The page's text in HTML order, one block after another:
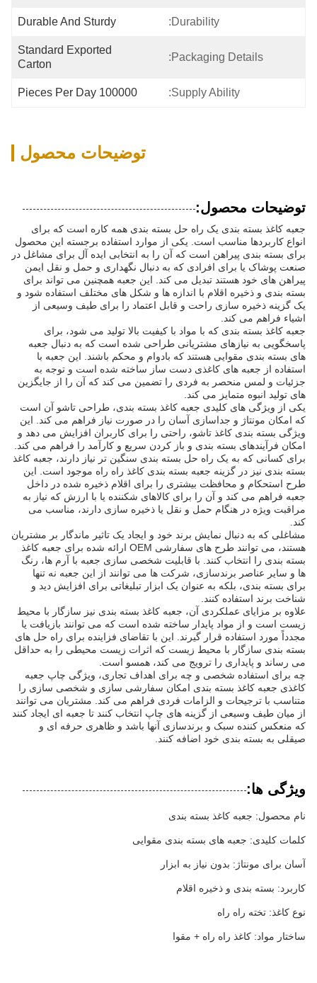
Durability:
Durable And Sturdy
Packaging Details:
Standard Exported
Carton
Supply Ability:
100000 Pieces Per Day
توضیحات محصول
توضیحات محصول:
جعبه کاغذ بسته بندی یک راه حل بسته بندی همه کاره است که برای
انواع کاربردها مناسب است. یکی از موارد استفاده برجسته این محصول
برای بسته بندی پیراهن است که آن را به انتخابی ایده آل برای مشاغل در
صنعت پوشاک یا برای افرادی که به دنبال نگهداری و حمل و نقل ایمن
پیراهن های خود هستند تبدیل می کند. این جعبه همچنین می تواند برای
بسته بندی و ذخیره اقلام با اندازه ها و شکل های مختلف استفاده شود و
یک گزینه ذخیره سازی راحت و قابل اعتماد را برای طیف وسیعی از
اشیاء فراهم می کند.
جعبه کاغذ بسته بندی که با مواد با کیفیت بالا تولید می شود، برای
پاسخگویی به نیازهای مشتریانی طراحی شده است که به دنبال جعبه
های بسته بندی مقوایی هستند که بادوام و محکم باشند. این جعبه با
استفاده از جعبه های کاغذی دست ساز ساخته شده است و توجه به
جزئیات و لمس منحصر به فردی را تضمین می کند که آن را از جایگزین
های تولید انبوه متمایز می کند.
یکی از ویژگی های کلیدی جعبه کاغذ بسته بندی، طراحی تاشو آن است
که امکان مونتاژ و جداسازی آسان را در صورت نیاز فراهم می کند. این
ویژگی بسته بندی کاغذ تاشو، راحتی را برای کاربران افزایش می دهد و
امکان فرآیندهای بسته بندی و باز کردن سریع و کارآمد را فراهم می کند.
برای کسانی که به یک راه حل بسته بندی سنگین تر نیاز دارند، جعبه کاغذ
بسته بندی نیز در گزینه جعبه بسته بندی کاغذ راه راه موجود است. این
طرح استحکام و محافظت بیشتری را برای اقلام ذخیره شده در داخل
جعبه فراهم می کند و آن را برای کالاهای شکننده یا با ارزش که نیاز به
مراقبت ویژه در هنگام حمل و نقل یا ذخیره سازی دارند، مناسب می
کند.
مشاغلی که به دنبال نمایش برند خود و ایجاد یک تاثیر ماندگار بر مشتریان
هستند، می توانند طرح های سفارشی OEM ارائه شده برای جعبه کاغذ
بسته بندی را انتخاب کنند. با قابلیت شخصی سازی جعبه با آرم ها، رنگ
ها و سایر عناصر برندسازی، شرکت ها می توانند از این جعبه نه تنها
برای بسته بندی، بلکه به عنوان یک ابزار تبلیغاتی برای افزایش دید و
شناخت برند استفاده کنند.
علاوه بر مزایای عملکردی آن، جعبه کاغذ بسته بندی نیز سازگار با محیط
زیست است و از مواد پایدار ساخته شده است که می توانند بازیافت یا
مجدداً مورد استفاده قرار گیرند. این با تقاضای فزاینده برای راه حل های
بسته بندی سازگار با محیط زیست که اثرات زیست محیطی را به حداقل
می رساند و پایداری را ترویج می کند، همسو است.
چه برای استفاده شخصی و چه برای اهداف تجاری، ویژگی چاپ جعبه
کاغذی جعبه کاغذ بسته بندی امکان سفارشی سازی و شخصی سازی را
متناسب با ترجیحات و الزامات فردی فراهم می کند. مشتریان می توانند
از میان طیف وسیعی از گزینه های چاپ انتخاب کنند تا جعبه ای ایجاد کنند
که منعکس کننده سبک و برندسازی آنها باشد و ظاهری حرفه ای و
صیقلی به بسته بندی خود اضافه کنند.
ویژگی ها:
نام محصول: جعبه کاغذ بسته بندی
کلمات کلیدی: جعبه های بسته بندی مقوایی
آسان برای مونتاژ: بدون نیاز به ابزار
کاربرد: بسته بندی و ذخیره اقلام
نوع کاغذ: تخته راه راه
ساختار مواد: کاغذ راه راه + مقوا